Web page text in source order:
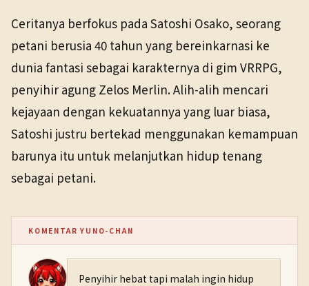
Ceritanya berfokus pada Satoshi Osako, seorang
petani berusia 40 tahun yang bereinkarnasi ke
dunia fantasi sebagai karakternya di gim VRRPG,
penyihir agung Zelos Merlin. Alih-alih mencari
kejayaan dengan kekuatannya yang luar biasa,
Satoshi justru bertekad menggunakan kemampuan
barunya itu untuk melanjutkan hidup tenang
sebagai petani.
KOMENTAR YUNO-CHAN
Penyihir hebat tapi malah ingin hidup